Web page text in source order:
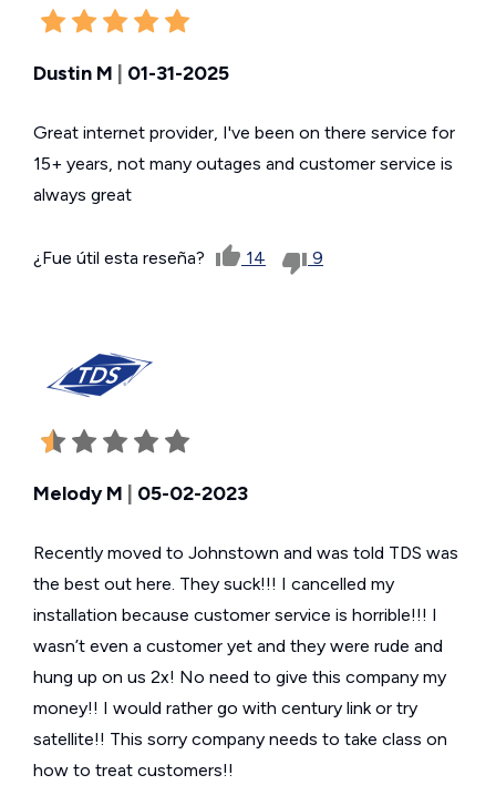
Dustin M 01-31-2025
Great internet provider, I've been on there service for
15+ years, not many outages and customer service is
always great
¿Fue útil esta reseña? 14 9
Melody M | 05-02-2023
Recently moved to Johnstown and was told TDS was
the best out here. They suck!!! I cancelled my
installation because customer service is horrible!!! I
wasn’t even a customer yet and they were rude and
hung up on us 2x! No need to give this company my
money!! I would rather go with century link or try
satellite!! This sorry company needs to take class on
how to treat customers!!